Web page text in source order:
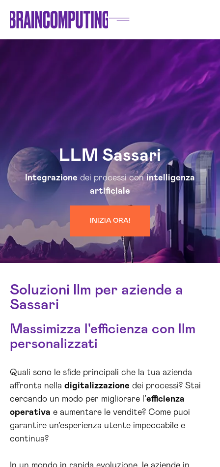
LLM Sassari
Integrazione dei processi conintelligenza
artificiale
INIZIA ORA!
Soluzioni llm per aziende a
Sassari
Massimizza l'efficienza con llm
personalizzati
Quali sono le sfide principali che la tua azienda
affronta nella digitalizzazione dei processi? Stai
cercando un modo per migliorare l’efficienza
operativa e aumentare le vendite? Come puoi
garantire un’esperienza utente impeccabile e
continua?